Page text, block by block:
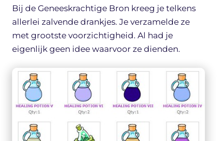
Bij de Geneeskrachtige Bron kreeg je telkens
allerlei zalvende drankjes. Je verzamelde ze
met grootste voorzichtigheid. Al had je
eigenlijk geen idee waarvoor ze dienden.